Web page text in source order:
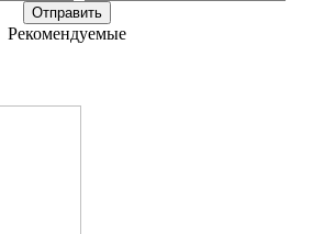
Рекомендуемые